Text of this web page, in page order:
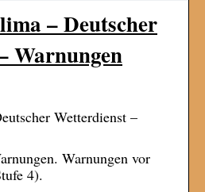
– Deutscher
Warnungen
Wetterdienst –
Warnungen vor
4).